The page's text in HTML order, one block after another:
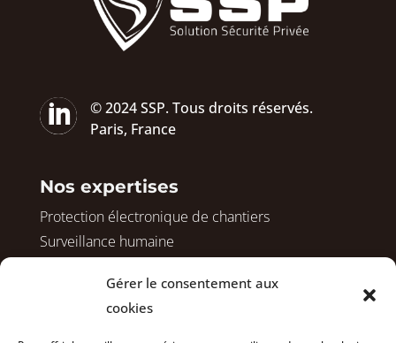
Gérer le consentement aux
cookies

© 2024 SSP. Tous droits réservés.
Paris, France
Nos expertises
Protection électronique de chantiers
Surveillance humaine
Sécurisation avant démolition
Surveillance de vos copropriétés